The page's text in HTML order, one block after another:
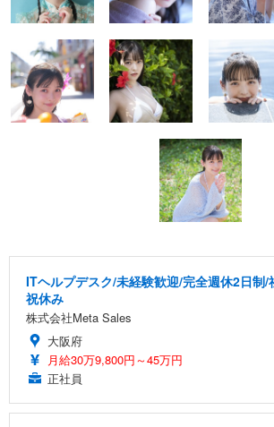
ITヘルプデスク/未経験歓迎/完全週休2日制/
祝休み
株式会社Meta Sales
大阪府
月給30万9,800円～45万円
正社員